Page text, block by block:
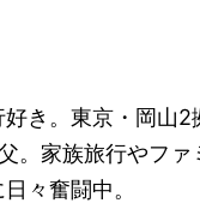
き。東京・岡山2
。家族旅行やファ
々奮闘中。